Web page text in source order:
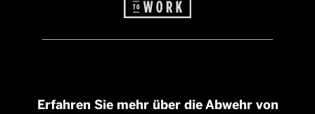
Erfahren Sie mehr über die Abwehr von